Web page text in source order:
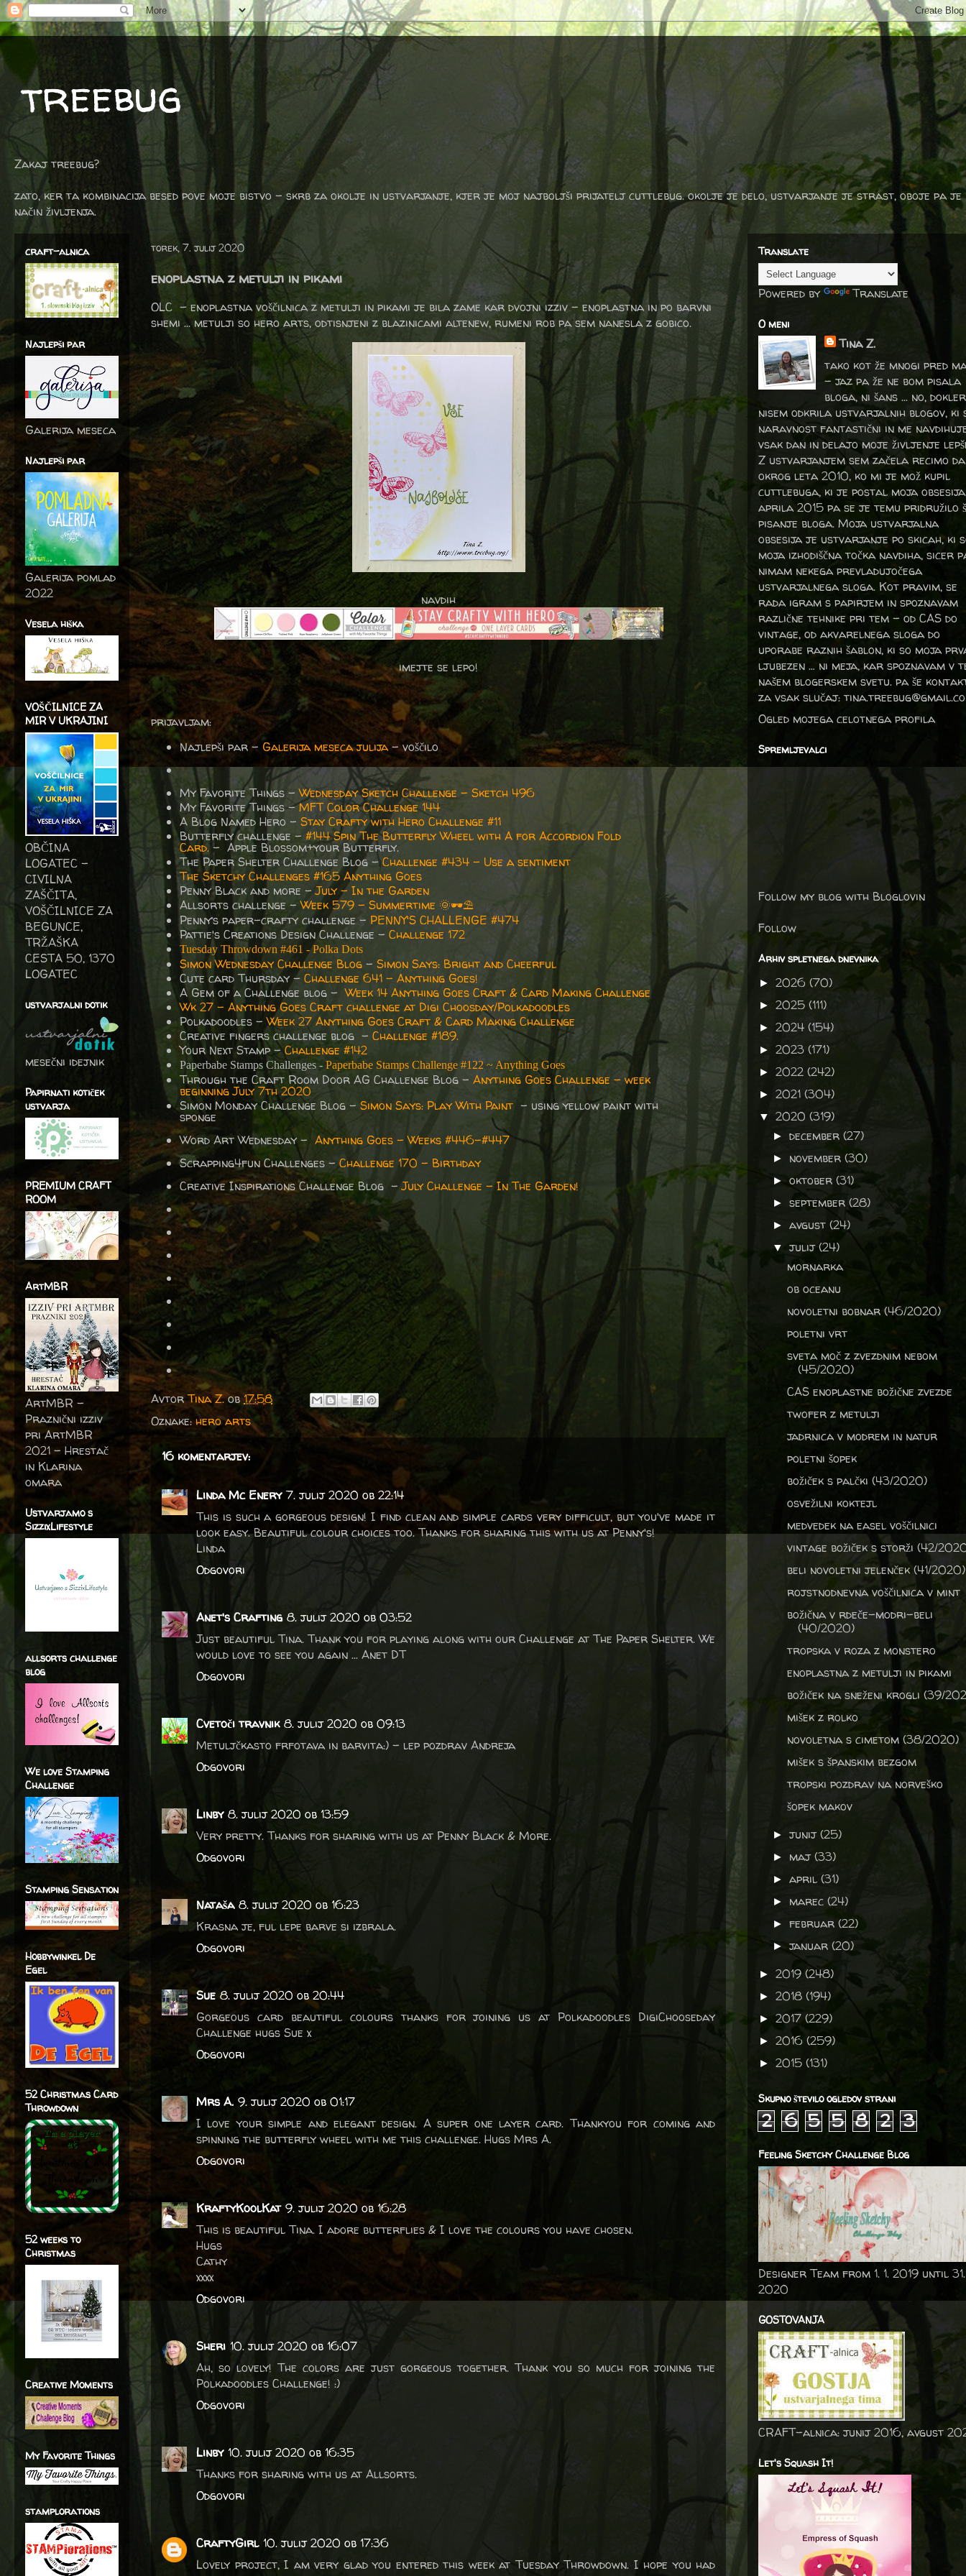
treebug
Zakaj treebug?
zato, ker ta kombinacija besed pove moje bistvo - skrb za okolje in ustvarjanje, kjer je moj najboljši prijatelj cuttlebug. okolje je delo, ustvarjanje je strast, oboje pa je
način življenja.
torek, 7. julij 2020
enoplastna z metulji in pikami
OLC - enoplastna voščilnica z metulji in pikami je bila zame kar dvojni izziv - enoplastna in po barvni
shemi ... metulji so hero arts, odtisnjeni z blazinicami altenew, rumeni rob pa sem nanesla z gobico.
navdih
imejte se lepo!
prijavljam:
Najlepši par - Galerija meseca julija - voščilo
My Favorite Things -Wednesday Sketch Challenge - Sketch 496
My Favorite Things -MFT Color Challenge 144
A Blog Named Hero - Stay Crafty with Hero Challenge #11
Butterfly challenge - #144 Spin The Butterfly Wheel with A for Accordion Fold
Card. - Apple Blossom+your Butterfly.
The Paper Shelter Challenge Blog -Challenge #434 - Use a sentiment
The Sketchy Challenges #165 Anything Goes
Penny Black and more -July - In the Garden
Allsorts challenge -Week 579 - Summertime 🌞🕶⛱
Penny’s paper-crafty challenge - PENNY'S CHALLENGE #474
Pattie's Creations Design Challenge - Challenge 172
Tuesday Throwdown #461 - Polka Dots
Simon Wednesday Challenge Blog – Simon Says: Bright and Cheerful
Cute card Thursday - Challenge 641 - Anything Goes!
A Gem of a Challenge blog -Week 14 Anything Goes Craft & Card Making Challenge
Wk 27 - Anything Goes Craft challenge at Digi Choosday/Polkadoodles
Polkadoodles -Week 27 Anything Goes Craft & Card Making Challenge
Creative fingers challenge blog - Challenge #189.
Your Next Stamp -Challenge #142
Paperbabe Stamps Challenges - Paperbabe Stamps Challenge #122 ~ Anything Goes
Through the Craft Room Door AG Challenge Blog - Anything Goes Challenge - week
beginning July 7th 2020
Simon Monday Challenge Blog - Simon Says: Play With Paint - using yellow paint with
sponge
Word Art Wednesday - Anything Goes - Weeks #446-#447
Scrapping4fun Challenges - Challenge 170 - Birthday
Creative Inspirations Challenge Blog -July Challenge - In The Garden!
AvtorTina Z. ob17:58
Oznake:hero arts
16 komentarjev:
Linda Mc Enery 7. julij 2020 ob 22:14
This is such a gorgeous design! I find clean and simple cards very difficult, but you've made it
look easy. Beautiful colour choices too. Thanks for sharing this with us at Penny's!
Linda
Odgovori
Anet's Crafting 8. julij 2020 ob 03:52
Just beautiful Tina. Thank you for playing along with our Challenge at The Paper Shelter. We
would love to see you again ... Anet DT
Odgovori
Cvetoči travnik 8. julij 2020 ob 09:13
Metuljčkasto frfotava in barvita:) - lep pozdrav Andreja
Odgovori
Linby 8. julij 2020 ob 13:59
Very pretty. Thanks for sharing with us at Penny Black & More.
Odgovori
Nataša 8. julij 2020 ob 16:23
Krasna je, ful lepe barve si izbrala.
Odgovori
Sue 8. julij 2020 ob 20:44
Gorgeous card beautiful colours thanks for joining us at Polkadoodles DigiChooseday
Challenge hugs Sue x
Odgovori
Mrs A. 9. julij 2020 ob 01:17
I love your simple and elegant design. A super one layer card. Thankyou for coming and
spinning the butterfly wheel with me this challenge. Hugs Mrs A.
Odgovori
KraftyKoolKat 9. julij 2020 ob 16:28
This is beautiful Tina. I adore butterflies & I love the colours you have chosen.
Hugs
Cathy
xxxx
Odgovori
Sheri 10. julij 2020 ob 16:07
Ah, so lovely! The colors are just gorgeous together. Thank you so much for joining the
Polkadoodles Challenge! :)
Odgovori
Linby 10. julij 2020 ob 16:35
Thanks for sharing with us at Allsorts.
Odgovori
CraftyGirl 10. julij 2020 ob 17:36
Lovely project, I am very glad you entered this week at Tuesday Throwdown. I hope you had
craft-alnica
Najlepši par
Galerija meseca
Najlepši par
Galerija pomlad
2022
Vesela hiška
VOŠČILNICE ZA
MIR V UKRAJINI
OBČINA
LOGATEC -
CIVILNA
ZAŠČITA,
VOŠČILNICE ZA
BEGUNCE,
TRŽAŠKA
CESTA 50, 1370
LOGATEC
ustvarjalni dotik
mesečni idejnik
Papirnati kotiček
ustvarja
PREMIUM CRAFT
ROOM
ArtMBR
ArtMBR -
Praznični izziv
pri ArtMBR
2021 – Hrestač
in Klarina
omara
Ustvarjamo s
SizzixLifestyle
allsorts challenge
blog
We love Stamping
Challenge
Stamping Sensation
Hobbywinkel De
Egel
52 Christmas Card
Throwdown
52 weeks to
Christmas
Creative Moments
My Favorite Things
stamplorations
Translate
Powered by Translate
O meni
Tina Z.
tako kot že mnogi pred
- jaz pa že ne bom pisala
bloga, ni šans ... no, dokler
nisem odkrila ustvarjalnih blogov, ki
naravnost fantastični in me
vsak dan in delajo moje življenje
Z ustvarjanjem sem začela recimo da
okrog leta 2010, ko mi je mož kupil
cuttlebuga, ki je postal moja
aprila 2015 pa se je temu pridružilo
pisanje bloga. Moja ustvarjalna
obsesija je ustvarjanje po skicah, ki
moja izhodiščna točka navdiha, sicer
nimam nekega prevladujočega
ustvarjalnega sloga. Kot pravim, se
rada igram s papirjem in spoznavam
različne tehnike pri tem – od CAS do
vintage, od akvarelnega sloga do
uporabe raznih šablon, ki so moja
ljubezen … ni meja, kar spoznavam v
našem blogerskem svetu. pa še
za vsak slučaj:
Ogled mojega celotnega profila
Spremljevalci
Follow my blog with Bloglovin
Follow
Arhiv spletnega dnevnika
► 2026 (70)
► 2025 (111)
► 2024 (154)
► 2023 (171)
► 2022 (242)
► 2021 (304)
▼ 2020 (319)
►december(27)
► november(30)
►oktober(31)
►september(28)
►avgust(24)
▼julij(24)
mornarka
ob oceanu
novoletni bobnar (46/2020)
poletni vrt
sveta moč z zvezdnim nebom
(45/2020)
CAS enoplastne božične zvezde
twofer z metulji
jadrnica v modrem in natur
poletni šopek
božiček s palčki (43/2020)
osvežilni koktejl
medvedek na easel voščilnici
vintage božiček s storži (42/
beli novoletni jelenček (41/2020)
rojstnodnevna voščilnica v mint
božična v rdeče-modri-beli
(40/2020)
tropska v roza z monstero
enoplastna z metulji in pikami
božiček na sneženi krogli (39/
mišek z rolko
novoletna s cimetom (38/2020)
mišek s španskim bezgom
tropski pozdrav na norveško
šopek makov
►junij(25)
► maj(33)
►april(31)
► marec(24)
►februar(22)
►januar(20)
► 2019 (248)
► 2018 (194)
► 2017 (229)
► 2016 (259)
► 2015 (131)
Skupno število ogledov strani
2 6 5 5 8 2 3
Feeling Sketchy Challenge Blog
Designer Team from 1. 1. 2019 until
2020
GOSTOVANJA
CRAFT-alnica: junij 2016, avgust
Let's Squash It!